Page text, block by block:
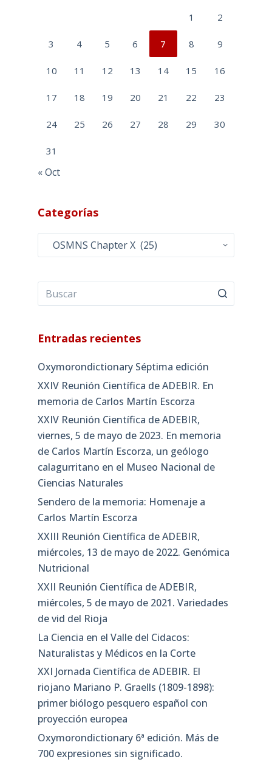
1 2
3 4 5 6 7 8 9
10 11 12 13 14 15 16
17 18 19 20 21 22 23
24 25 26 27 28 29 30
31
« Oct
Categorías
Categorías
Entradas recientes
Oxymorondictionary Séptima edición
XXIV Reunión Científica de ADEBIR. En
memoria de Carlos Martín Escorza
XXIV Reunión Científica de ADEBIR,
viernes, 5 de mayo de 2023. En memoria
de Carlos Martín Escorza, un geólogo
calagurritano en el Museo Nacional de
Ciencias Naturales
Sendero de la memoria: Homenaje a
Carlos Martín Escorza
XXIII Reunión Científica de ADEBIR,
miércoles, 13 de mayo de 2022. Genómica
Nutricional
XXII Reunión Científica de ADEBIR,
miércoles, 5 de mayo de 2021. Variedades
de vid del Rioja
La Ciencia en el Valle del Cidacos:
Naturalistas y Médicos en la Corte
XXI Jornada Científica de ADEBIR. El
riojano Mariano P. Graells (1809-1898):
primer biólogo pesquero español con
proyección europea
Oxymorondictionary 6ª edición. Más de
700 expresiones sin significado.